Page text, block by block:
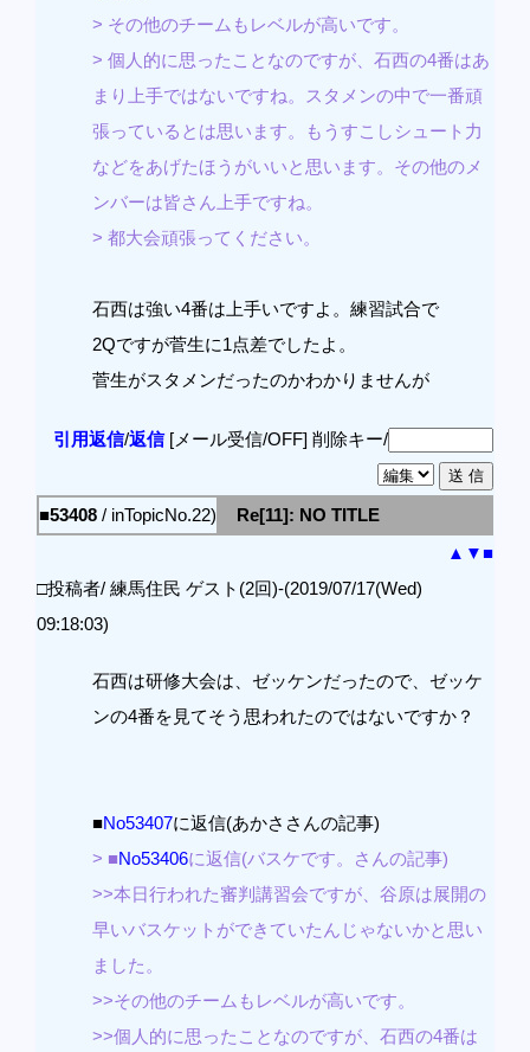
> その他のチームもレベルが高いです。
> 個人的に思ったことなのですが、石西の4番はあ
まり上手ではないですね。スタメンの中で一番頑
張っているとは思います。もうすこしシュート力
などをあげたほうがいいと思います。その他のメ
ンバーは皆さん上手ですね。
> 都大会頑張ってください。
石西は強い4番は上手いですよ。練習試合で
2Qですが菅生に1点差でしたよ。
菅生がスタメンだったのかわかりませんが
引用返信/返信[メール受信/OFF] 削除キー/
■53408 / inTopicNo.22)
Re[11]: NO TITLE
▲ ▼■
□投稿者/ 練馬住民 ゲスト(2回)-(2019/07/17(Wed)
09:18:03)
石西は研修大会は、ゼッケンだったので、ゼッケ
ンの4番を見てそう思われたのではないですか？
■No53407に返信(あかささんの記事)
> ■No53406に返信(バスケです。さんの記事)
>>本日行われた審判講習会ですが、谷原は展開の
早いバスケットができていたんじゃないかと思い
ました。
>>その他のチームもレベルが高いです。
>>個人的に思ったことなのですが、石西の4番は